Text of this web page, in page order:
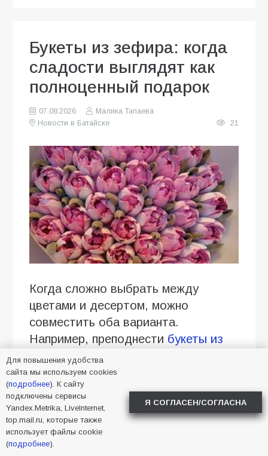
Букеты из зефира: когда
сладости выглядят как
полноценный подарок
07.08.2026
Малика Тапаева
Новости в Батайске
21
Когда сложно выбрать между
цветами и десертом, можно
совместить оба варианта.
Например, преподнести букеты из
зефира— нежные композиции,
которые можно поставить на стол,
сфотографировать, а потом
разобрать к чаю. Расскажем, как
выбирать эти интересные сладости
и на что обращать внимание, чтобы
Для повышения удобства
сайта мы используем cookies
(подробнее). К сайту
подключены сервисы
Yandex.Metrika, LiveInternet,
top.mail.ru, которые также
использует файлы cookie
(подробнее).
Я СОГЛАСЕН/СОГЛАСНА